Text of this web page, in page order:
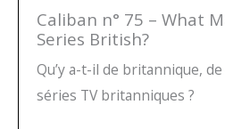
Caliban n° 75 – What
Series British?
Qu’y a-t-il de britannique,
séries TV britanniques ?